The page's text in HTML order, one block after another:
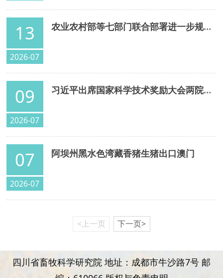
13
2026-07
农业农村部等七部门联合部署进一步规范农药兽药生产经营使用综合整治行动
09
2026-07
习近平出席国家科学技术奖励大会两院院士大会中国科协第十一次全国代表大会并发表重要讲话
07
2026-07
阿坝州黑水色湾藏香猪生猪出口澳门
<上一页 下一页>
四川省畜牧科学研究院 地址：成都市牛沙路7号 邮